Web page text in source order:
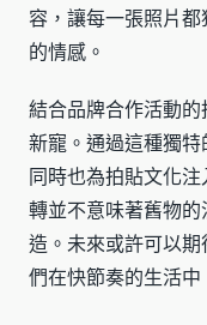
容，讓每一張照片
的情感。
結合品牌合作活動
新寵。通過這種獨特
同時也為拍貼文化
轉並不意味著舊物
造。未來或許可以
們在快節奏的生活